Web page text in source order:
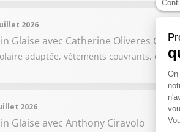
2026
Glaise avec Catherine Oliveres
adaptée, vêtements couvrants,
2026
Glaise avec Anthony Ciravolo